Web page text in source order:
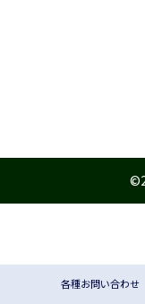
各種お問い合わせ